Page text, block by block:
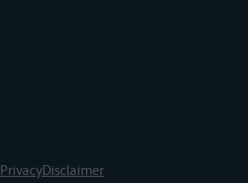
PrivacyDisclaimer